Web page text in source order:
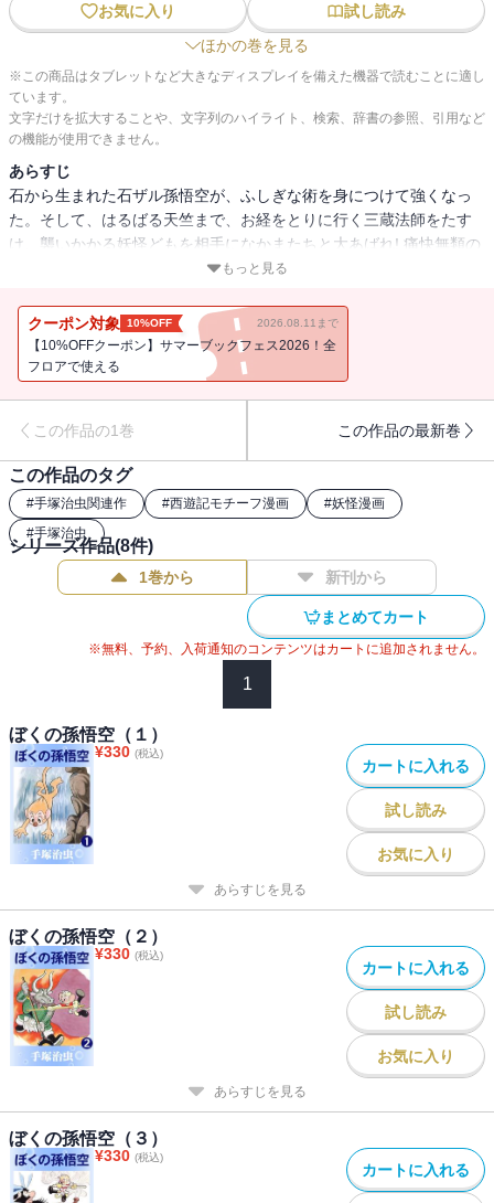
お気に入り
試し読み
ほかの巻を見る
※この商品はタブレットなど大きなディスプレイを備えた機器で読むことに適し
ています。
文字だけを拡大することや、文字列のハイライト、検索、辞書の参照、引用など
の機能が使用できません。
あらすじ
石から生まれた石ザル孫悟空が、ふしぎな術を身につけて強くなっ
た。そして、はるばる天竺まで、お経をとりに行く三蔵法師をたす
け、襲いかかる妖怪どもを相手になかまたちと大あばれ! 痛快無類の
もっと見る
クーポン対象 10%OFF 2026.08.11まで
【10%OFFクーポン】サマーブックフェス2026！全
フロアで使える
この作品の1巻 この作品の最新巻
この作品のタグ
#手塚治虫関連作 #西遊記モチーフ漫画 #妖怪漫画
#手塚治虫
シリーズ作品(8件)
1巻から 新刊から
まとめてカート
※無料、予約、入荷通知のコンテンツはカートに追加されません。
1
ぼくの孫悟空（１）
¥330 (税込)
カートに入れる
試し読み
お気に入り
あらすじを見る
ぼくの孫悟空（２）
¥330 (税込)
カートに入れる
試し読み
お気に入り
あらすじを見る
ぼくの孫悟空（３）
¥330 (税込)
カートに入れる